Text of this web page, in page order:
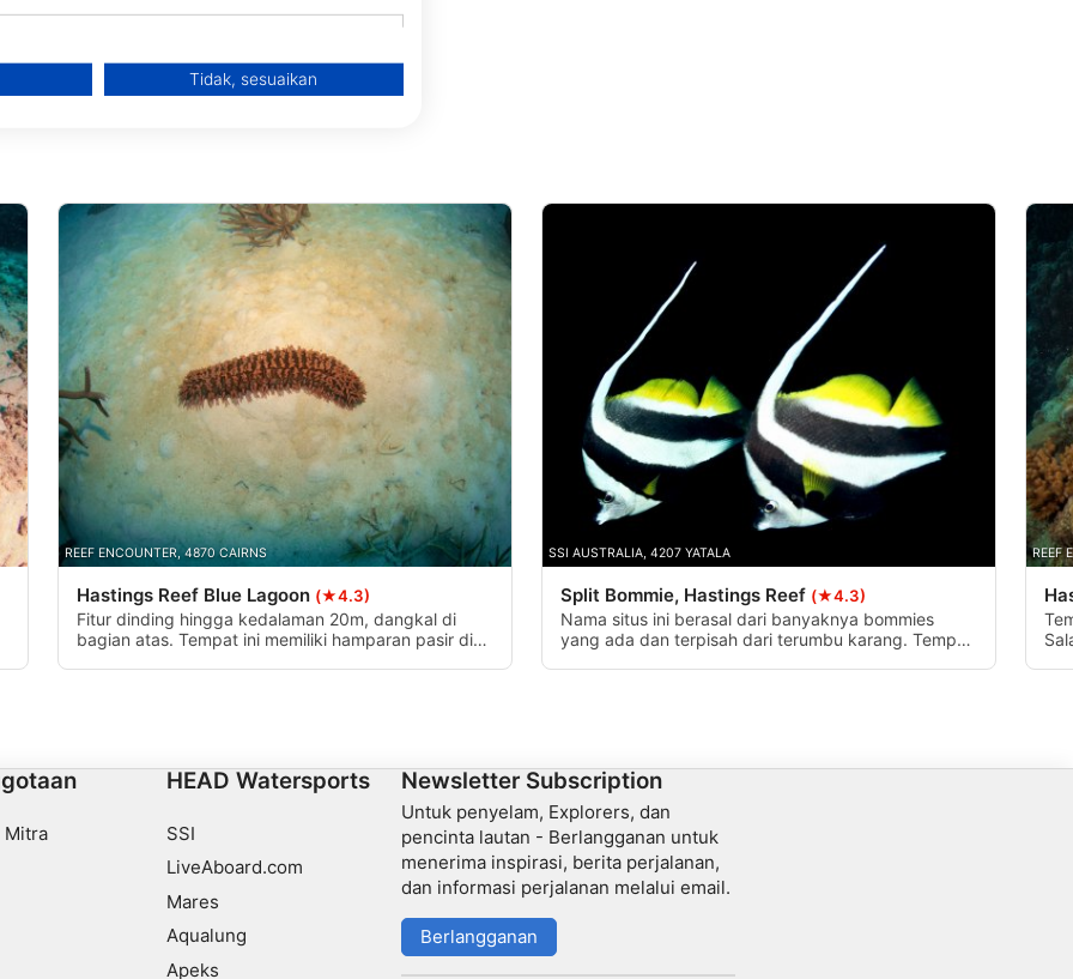
REEF ENCOUNTER, 4870 CAIRNS
Hastings Reef Blue Lagoon (★4.3)
Fitur dinding hingga kedalaman 20m, dangkal di
bagian atas. Tempat ini memiliki hamparan pasir di
SSI AUSTRALIA, 4207 YATALA
Split Bommie, Hastings Reef (★4.3)
Nama situs ini berasal dari banyaknya bommies
yang ada dan terpisah dari terumbu karang. Tempat
REEF
Mitra
HEAD Watersports
SSI
LiveAboard.com
Mares
Aqualung
Apeks
Newsletter Subscription
Untuk penyelam, Explorers, dan
pencinta lautan - Berlangganan untuk
menerima inspirasi, berita perjalanan,
dan informasi perjalanan melalui email.
Berlangganan
from different sources
Tidak, sesuaikan